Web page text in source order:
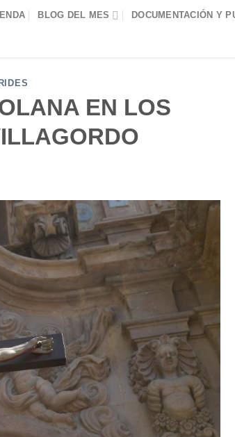
BLOG DEL MES DOCUMENTACIÓN Y
EN LOS